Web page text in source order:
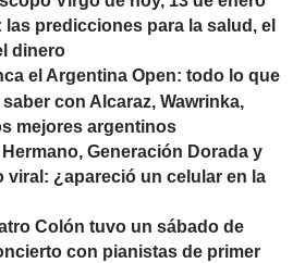
las predicciones para la salud, el
dinero
el Argentina Open: todo lo que
saber con Alcaraz, Wawrinka,
mejores argentinos
Generación Dorada y
viral: ¿apareció un celular en la
Colón tuvo un sábado de
con pianistas de primer